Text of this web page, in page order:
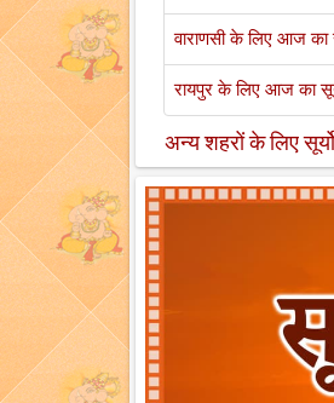
वाराणसी के लिए आज का
रायपुर के लिए आज का
अन्य शहरों के लिए